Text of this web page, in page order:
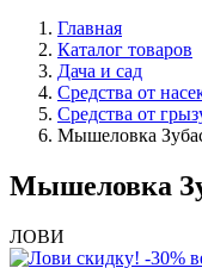
Главная
Каталог товаров
Дача и сад
Средства от
Средства от
Мышеловка
Мышеловка
ЛОВИ